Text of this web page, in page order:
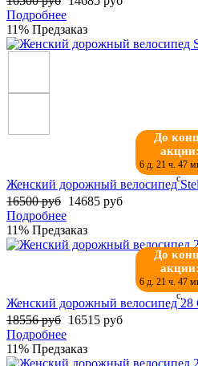
Подробнее
11% Предзаказ
До
акции:
6 д. 21 ч. 47
с.
Женский дорожный велосипед
16500 руб 14685 руб
Подробнее
11% Предзаказ
До
акции:
6 д. 21 ч. 47
с.
Женский дорожный велосипед 28
18556 руб 16515 руб
Подробнее
11% Предзаказ